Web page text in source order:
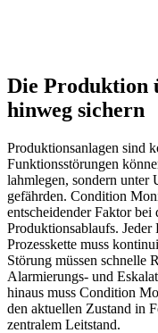
Die Produktion
hinweg sichern
Produktionsanlagen sind
Funktionsstörungen
lahmlegen, sondern unter
gefährden. Condition
entscheidender Faktor bei
Produktionsablaufs.
Prozesskette muss
Störung müssen schnelle
Alarmierungs- und
hinaus muss Condition
den aktuellen Zustand in
zentralem Leitstand.